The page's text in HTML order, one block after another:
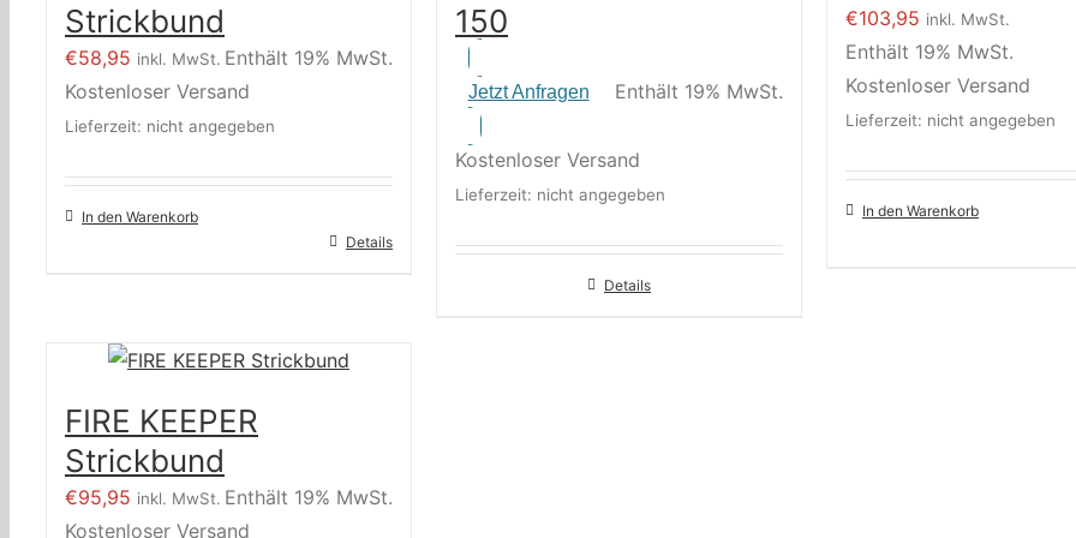
Strickbund
€58,95 inkl. MwSt. Enthält 19% MwSt.
Kostenloser Versand
Lieferzeit: nicht angegeben
In den Warenkorb
Details
150
Jetzt Anfragen Enthält 19% MwSt.
Kostenloser Versand
Lieferzeit: nicht angegeben
Details
€103,95 inkl. MwSt.
Enthält 19% MwSt.
Kostenloser Versand
Lieferzeit: nicht angegeben
In den Warenkorb
FIRE KEEPER
Strickbund
€95,95 inkl. MwSt. Enthält 19% MwSt.
Kostenloser Versand